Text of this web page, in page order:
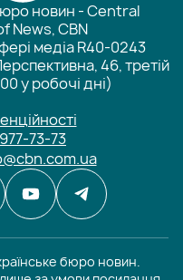
новин - Central
News, CBN
медіа R40-0243
46, третій
у робочі дні)
73-73
бюро новин.